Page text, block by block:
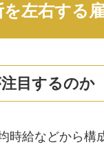
左右する
目するのか
時給などから構